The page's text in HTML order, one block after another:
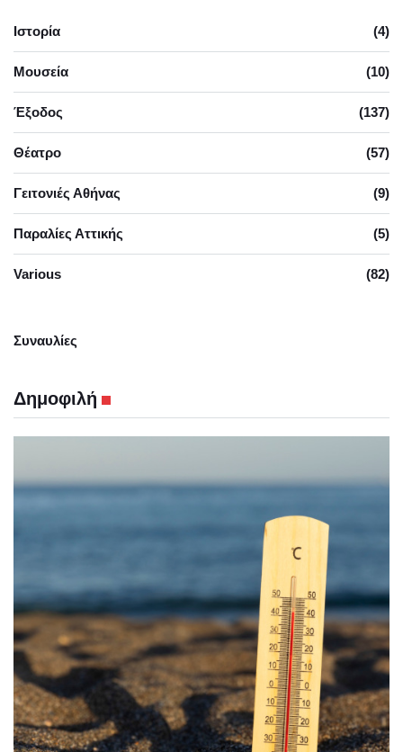
Ιστορία (4)
Μουσεία (10)
Έξοδος (137)
Θέατρο (57)
Γειτονιές Αθήνας (9)
Παραλίες Αττικής (5)
Various (82)
Συναυλίες
Δημοφιλή